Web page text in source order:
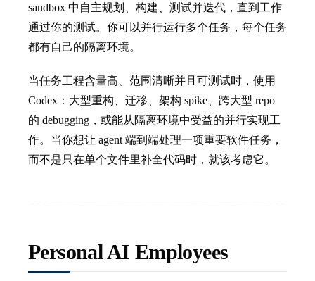
sandbox 中自主规划、构建、测试并迭代，直到工作
通过你的测试。你可以并行运行多个任务，每个任务
都有自己的隔离环境。
当任务工程含量高、范围清晰并且可测试时，使用
Codex：大型重构、迁移、架构 spike、跨大型 repo
的 debugging，或能从隔离环境中受益的并行实现工
作。当你想让 agent 端到端处理一项重要软件任务，
而不是只在单个文件里补全代码时，就该考虑它。
Personal AI Employees